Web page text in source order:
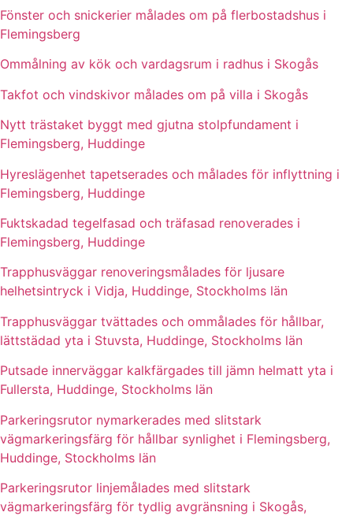
Fönster och snickerier målades om på flerbostadshus i
Flemingsberg
Ommålning av kök och vardagsrum i radhus i Skogås
Takfot och vindskivor målades om på villa i Skogås
Nytt trästaket byggt med gjutna stolpfundament i
Flemingsberg, Huddinge
Hyreslägenhet tapetserades och målades för inflyttning i
Flemingsberg, Huddinge
Fuktskadad tegelfasad och träfasad renoverades i
Flemingsberg, Huddinge
Trapphusväggar renoveringsmålades för ljusare
helhetsintryck i Vidja, Huddinge, Stockholms län
Trapphusväggar tvättades och ommålades för hållbar,
lättstädad yta i Stuvsta, Huddinge, Stockholms län
Putsade innerväggar kalkfärgades till jämn helmatt yta i
Fullersta, Huddinge, Stockholms län
Parkeringsrutor nymarkerades med slitstark
vägmarkeringsfärg för hållbar synlighet i Flemingsberg,
Huddinge, Stockholms län
Parkeringsrutor linjemålades med slitstark
vägmarkeringsfärg för tydlig avgränsning i Skogås,